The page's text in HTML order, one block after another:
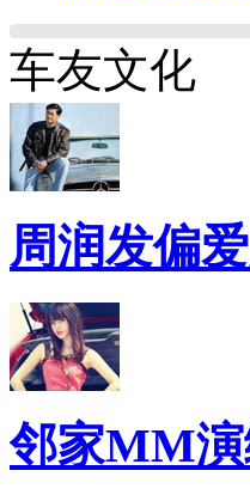
车友文化
周润发偏
邻家MM